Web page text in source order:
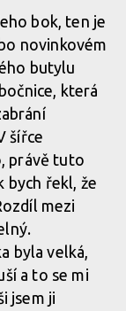
bok, ten je
novinkovém
butylu
která
šířce
právě tuto
bych řekl, že
mezi
byla velká,
a to se mi
jsem ji